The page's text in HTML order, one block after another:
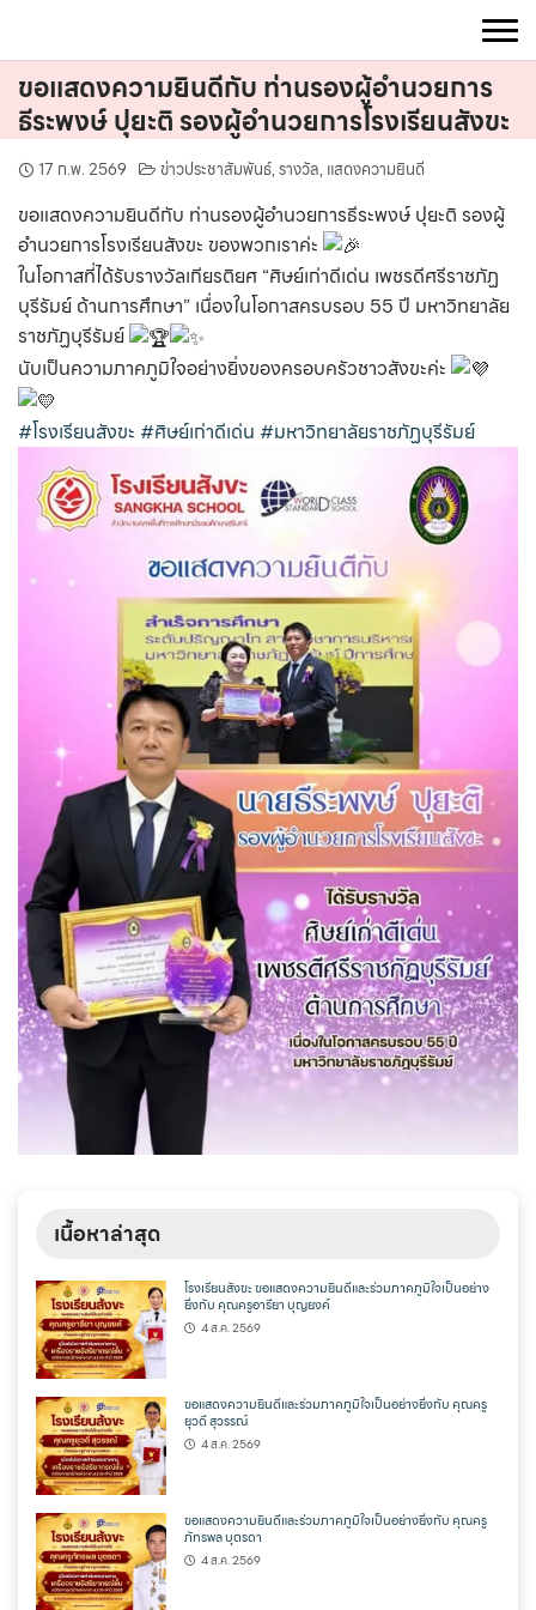
content
ขอแสดงความยินดีกับ ท่านรองผู้อำนวยการ
ธีระพงษ์ ปุยะติ รองผู้อำนวยการโรงเรียนสังขะ
17 ก.พ. 2569 ข่าวประชาสัมพันธ์,รางวัล,แสดงความยินดี
ขอแสดงความยินดีกับ ท่านรองผู้อำนวยการธีระพงษ์ ปุยะติ รองผู้
อำนวยการโรงเรียนสังขะ ของพวกเราค่ะ
ในโอกาสที่ได้รับรางวัลเกียรติยศ “ศิษย์เก่าดีเด่น เพชรดีศรีราชภัฏ
บุรีรัมย์ ด้านการศึกษา” เนื่องในโอกาสครบรอบ 55 ปี มหาวิทยาลัย
ราชภัฏบุรีรัมย์
นับเป็นความภาคภูมิใจอย่างยิ่งของครอบครัวชาวสังขะค่ะ
#โรงเรียนสังขะ #ศิษย์เก่าดีเด่น #มหาวิทยาลัยราชภัฏบุรีรัมย์
เนื้อหาล่าสุด
โรงเรียนสังขะ ขอแสดงความยินดีและร่วมภาคภูมิใจเป็นอย่าง
ยิ่งกับ คุณครูอารียา บุญยงค์
4 ส.ค. 2569
ขอแสดงความยินดีและร่วมภาคภูมิใจเป็นอย่างยิ่งกับ คุณครู
ยุวดี สุวรรณ์
4 ส.ค. 2569
ขอแสดงความยินดีและร่วมภาคภูมิใจเป็นอย่างยิ่งกับ คุณครู
ภัทรพล บุตรดา
4 ส.ค. 2569